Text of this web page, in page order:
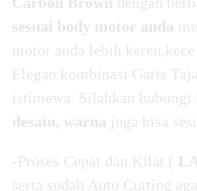
sesuai body motor anda
motor anda lebih
Elegan kombinasi Garis
istimewa. Silahkan
desain, warna juga bisa
-Proses Cepat dan Kilat (
serta sudah Auto Cutting